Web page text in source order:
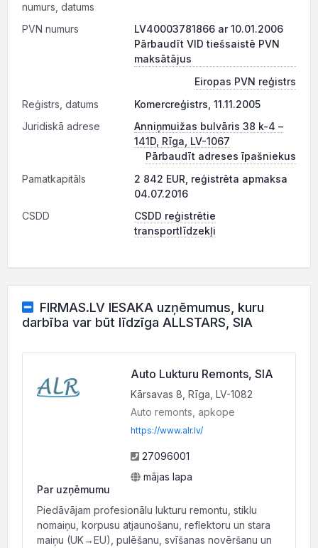
numurs, datums
PVN numurs
LV40003781866 ar 10.01.2006
Pārbaudīt VID tiešsaistē PVN
maksātājus
Eiropas PVN reģistrs
Reģistrs, datums
Komercreģistrs, 11.11.2005
Juridiskā adrese
Anniņmuižas bulvāris 38 k-4 –
141D, Rīga, LV-1067
Pārbaudīt adreses īpašniekus
Pamatkapitāls
2 842 EUR, reģistrēta apmaksa
04.07.2016
CSDD
CSDD reģistrētie
transportlīdzekļi
FIRMAS.LV IESAKA uzņēmumus, kuru
darbība var būt līdzīga ALLSTARS, SIA
Auto Lukturu Remonts, SIA
Kārsavas 8, Rīga, LV-1082
Auto remonts, apkope
https://www.alr.lv/
27096001
mājas lapa
Par uzņēmumu
Piedāvājam profesionālu lukturu remontu, stiklu
nomaiņu, korpusu atjaunošanu, reflektoru un stara
maiņu (UK→EU), pulēšanu, svīšanas novēršanu un